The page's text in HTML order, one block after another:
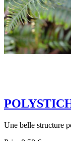
Une belle structure